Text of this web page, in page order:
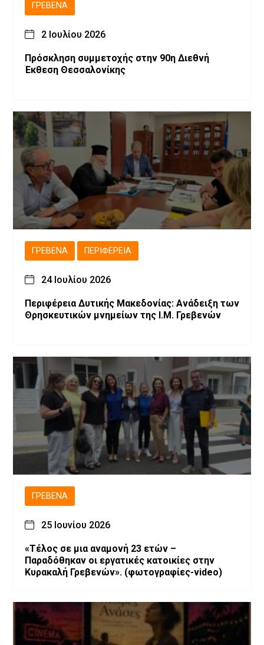
ΓΡΕΒΕΝΆ
2 Ιουλίου 2026
Πρόσκληση συμμετοχής στην 90η Διεθνή
Έκθεση Θεσσαλονίκης
ΓΡΕΒΕΝΆ ΠΕΡΙΦΈΡΕΙΑ
24 Ιουλίου 2026
Περιφέρεια Δυτικής Μακεδονίας: Ανάδειξη των
ΓΡΕΒΕΝΆ
25 Ιουνίου 2026
«Τέλος σε μια αναμονή 23 ετών –
Παραδόθηκαν οι εργατικές κατοικίες στην
Κυρακαλή Γρεβενών». (φωτογραφίες-video)